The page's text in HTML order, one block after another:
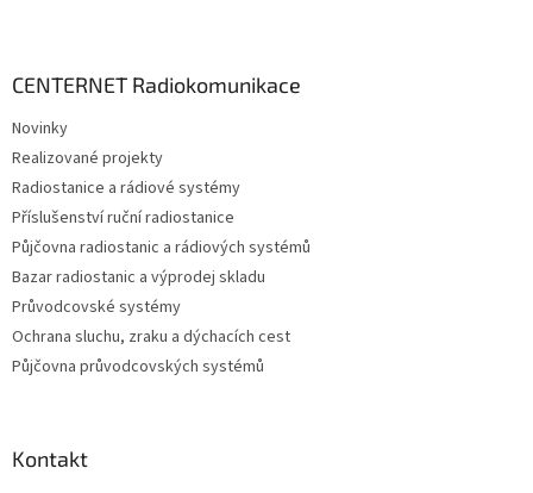
CENTERNET Radiokomunikace
Novinky
Realizované projekty
Radiostanice a rádiové systémy
Příslušenství ruční radiostanice
Půjčovna radiostanic a rádiových systémů
Bazar radiostanic a výprodej skladu
Průvodcovské systémy
Ochrana sluchu, zraku a dýchacích cest
Půjčovna průvodcovských systémů
Kontakt